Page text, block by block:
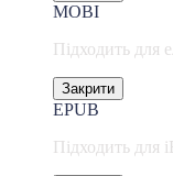
MOBI
Підходить для
Закрити
EPUB
Підходить для